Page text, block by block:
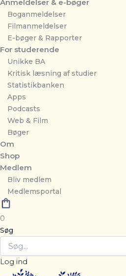
Anmeldelser & e-bøger
Boganmeldelser
Filmanmeldelser
E-bøger & Rapporter
For studerende
Unikke BA
Kritisk læsning af studier
Statistikbanken
Apps
Podcasts
Web & Film
Bøger
Om
Shop
Medlem
Bliv medlem
Medlemsportal
0
Søg
Log ind